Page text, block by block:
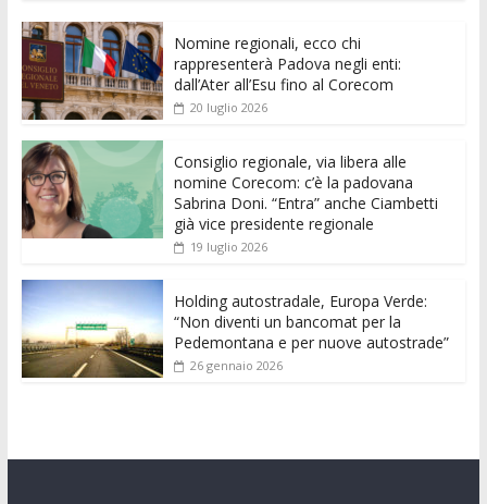
e
b
o
o
k
itt
er l s
A
p
p
ss
e
n
er
di
t
k
e
dI
di
vi
Nomine regionali, ecco chi
rappresenterà Padova negli enti:
dall’Ater all’Esu fino al Corecom
20 luglio 2026
Consiglio regionale, via libera alle
nomine Corecom: c’è la padovana
Sabrina Doni. “Entra” anche Ciambetti
già vice presidente regionale
19 luglio 2026
Holding autostradale, Europa Verde:
“Non diventi un bancomat per la
Pedemontana e per nuove autostrade”
26 gennaio 2026